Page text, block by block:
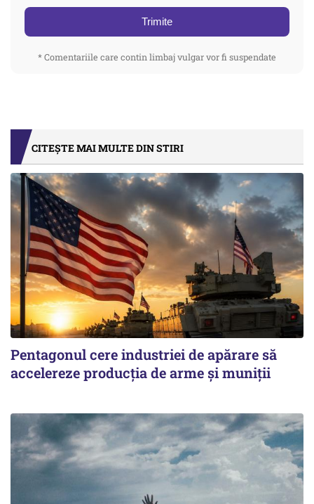
Trimite
* Comentariile care contin limbaj vulgar vor fi suspendate
CITEȘTE MAI MULTE DIN STIRI
Pentagonul cere industriei de apărare să
accelereze producția de arme și muniții